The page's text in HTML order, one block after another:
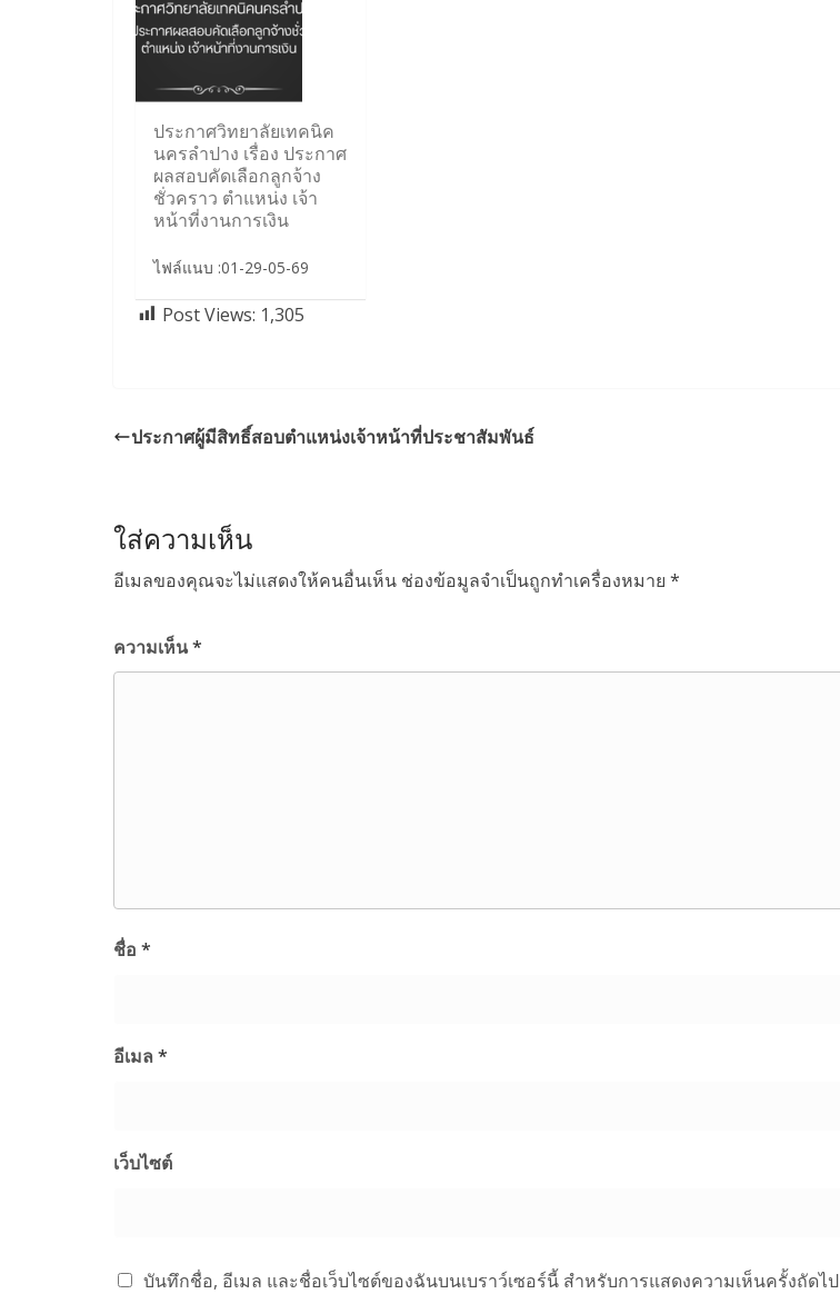
ประกาศวิทยาลัยเทคนิค
นครลำปาง เรื่อง ประกาศ
ผลสอบคัดเลือกลูกจ้าง
ชั่วคราว ตำแหน่ง เจ้า
หน้าที่งานการเงิน
ไฟล์แนบ :01-29-05-69
Post Views: 1,305
ประกาศผู้มีสิทธิ์สอบตำแหน่งเจ้าหน้าที่ประชาสัมพันธ์
ใส่ความเห็น
อีเมลของคุณจะไม่แสดงให้คนอื่นเห็น ช่องข้อมูลจำเป็นถูกทำเครื่องหมาย *
ความเห็น*
ชื่อ *
อีเมล *
เว็บไซต์
บันทึกชื่อ, อีเมล และชื่อเว็บไซต์ของฉันบนเบราว์เซอร์นี้ สำหรับการแสดงความเห็นครั้งถัดไป